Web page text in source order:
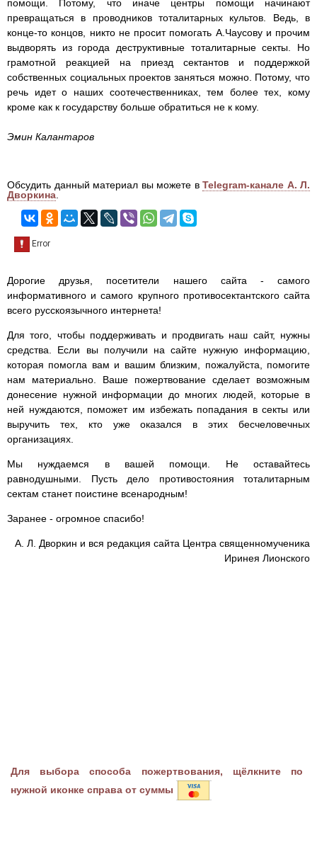
помощи. Потому, что иначе центры помощи начинают
превращаться в проводников тоталитарных культов. Ведь, в
конце-то концов, никто не просит помогать А.Чаусову и прочим
выдворять из города деструктивные тоталитарные секты. Но
грамотной реакцией на приезд сектантов и поддержкой
собственных социальных проектов заняться можно. Потому, что
речь идет о наших соотечественниках, тем более тех, кому
кроме как к государству больше обратиться не к кому.
Эмин Калантаров
Обсудить данный материал вы можете в Telegram-канале А. Л.
Дворкина
Дорогие друзья, посетители нашего сайта - самого
информативного и самого крупного противосектантского сайта
всего русскоязычного интернета!
Для того, чтобы поддерживать и продвигать наш сайт, нужны
средства. Если вы получили на сайте нужную информацию,
которая помогла вам и вашим близким, пожалуйста, помогите
нам материально. Ваше пожертвование сделает возможным
донесение нужной информации до многих людей, которые в
ней нуждаются, поможет им избежать попадания в секты или
выручить тех, кто уже оказался в этих бесчеловечных
организациях.
Мы нуждаемся в вашей помощи. Не оставайтесь
равнодушными. Пусть дело противостояния тоталитарным
сектам станет поистине всенародным!
Заранее - огромное спасибо!
А. Л. Дворкин и вся редакция сайта Центра священномученика
Иринея Лионского
Для выбора способа пожертвования, щёлкните по
нужной иконке справа от суммы